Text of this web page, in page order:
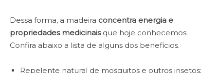
Dessa forma, a madeira concentra energia e
propriedades medicinaisque hoje conhecemos.
Confira abaixo a lista de alguns dos benefícios.
Repelente natural de mosquitos e outros insetos;